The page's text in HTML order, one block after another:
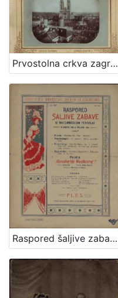
Prvostolna crkva zagrebačka / Atelier Mosinger
Raspored šaljive zabave u Maksimirskom perivoju : u subotu dne 6. veljače 1904. / Hrv. pjev. društvo "Kolo" u Zagrebu